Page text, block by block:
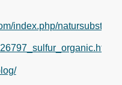
index.php/